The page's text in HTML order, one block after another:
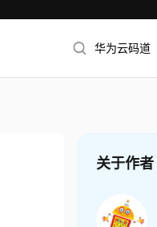
华为云码道
关于作者